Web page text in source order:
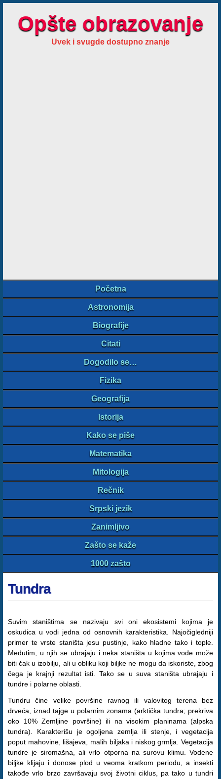
Opšte obrazovanje
Uvek i svugde dostupno znanje
Početna
Astronomija
Biografije
Citati
Dogodilo se…
Fizika
Geografija
Istorija
Kako se piše
Matematika
Mitologija
Rečnik
Srpski jezik
Zanimljivo
Zašto se kaže
1000 zašto
Tundra
Suvim staništima se nazivaju svi oni ekosistemi kojima je
oskudica u vodi jedna od osnovnih karakteristika. Najočigledniji
primer te vrste staništa jesu pustinje, kako hladne tako i tople.
Međutim, u njih se ubrajaju i neka staništa u kojima vode može
biti čak u izobilju, ali u obliku koji biljke ne mogu da iskoriste, zbog
čega je krajnji rezultat isti. Tako se u suva staništa ubrajaju i
tundre i polarne oblasti.
Tundru čine velike površine ravnog ili valovitog terena bez
drveća, iznad tajge u polarnim zonama (arktička tundra; prekriva
oko 10% Zemljine površine) ili na visokim planinama (alpska
tundra). Karakterišu je ogoljena zemlja ili stenje, i vegetacija
poput mahovine, lišajeva, malih biljaka i niskog grmlja. Vegetacija
tundre je siromašna, ali vrlo otporna na surovu klimu. Vodene
biljke klijaju i donose plod u veoma kratkom periodu, a insekti
takođe vrlo brzo završavaju svoj životni ciklus, pa tako u tundri